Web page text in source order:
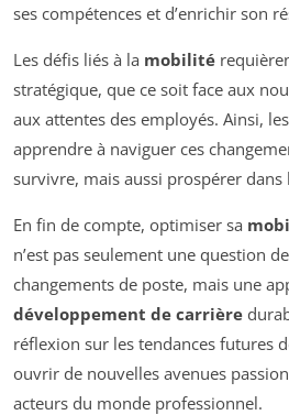
ses compétences et d’enrichir son
Les défis liés à la mobilité
stratégique, que ce soit face aux
aux attentes des employés. Ainsi,
apprendre à naviguer ces
survivre, mais aussi prospérer dans
En fin de compte, optimiser sa
n’est pas seulement une question
changements de poste, mais une
développement de carrière
réflexion sur les tendances futures
ouvrir de nouvelles avenues
acteurs du monde professionnel.